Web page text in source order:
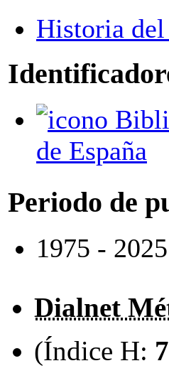
Historia
de España
Periodo de
1975 - 2025
Dialnet
(Índice H: 7